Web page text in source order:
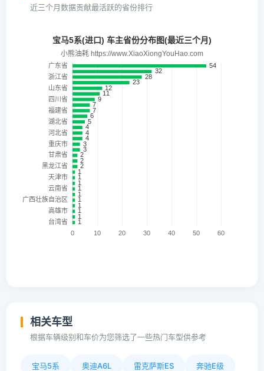
近三个月数据贡献最活跃的省份排行
相关车型
根据车辆级别和车价为您筛选了一些热门车型供参考
宝马5系 奥迪A6L 雷克萨斯ES 奔驰E级